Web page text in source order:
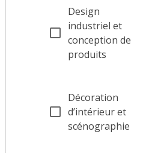
Design
industriel et
conception de
produits
Décoration
d’intérieur et
scénographie